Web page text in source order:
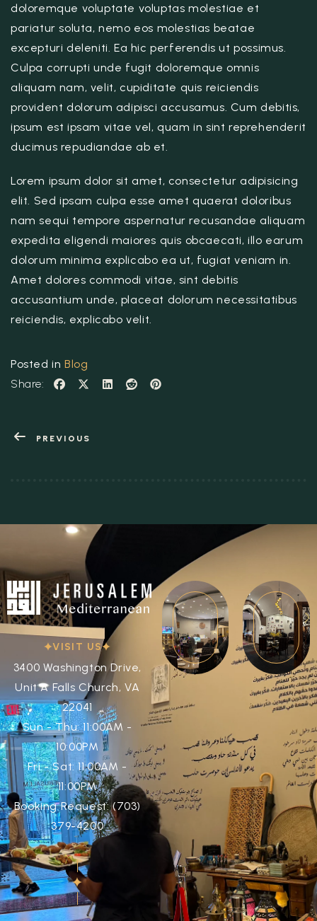
doloremque voluptate voluptas molestiae et
pariatur soluta, nemo eos molestias beatae
excepturi deleniti. Ea hic perferendis ut possimus.
Culpa corrupti unde fugit doloremque omnis
aliquam nam, velit, cupiditate quis reiciendis
provident dolorum adipisci accusamus. Cum debitis,
ipsum est ipsam vitae vel, quam in sint reprehenderit
ducimus repudiandae ab et.
Lorem ipsum dolor sit amet, consectetur adipisicing
elit. Sed ipsam culpa esse amet quaerat doloribus
nam sequi tempore aspernatur recusandae aliquam
expedita eligendi maiores quis obcaecati, illo earum
dolorum minima explicabo ea ut, fugiat veniam in.
Amet dolores commodi vitae, sint debitis
accusantium unde, placeat dolorum necessitatibus
reiciendis, explicabo velit.
Posted in Blog
Share:
PREVIOUS
VISIT US
3400 Washington Drive,
Unit A Falls Church, VA
22041
Sun - Thu: 11:00AM -
10:00PM
Fri - Sat: 11:00AM -
11:00PM
Booking Request: (703)
379-4200